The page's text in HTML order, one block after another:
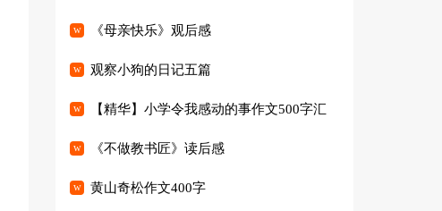
《母亲快乐》观后感
观察小狗的日记五篇
【精华】小学令我感动的事作文500字汇
编七篇《不做教书匠》读后感
黄山奇松作文400字